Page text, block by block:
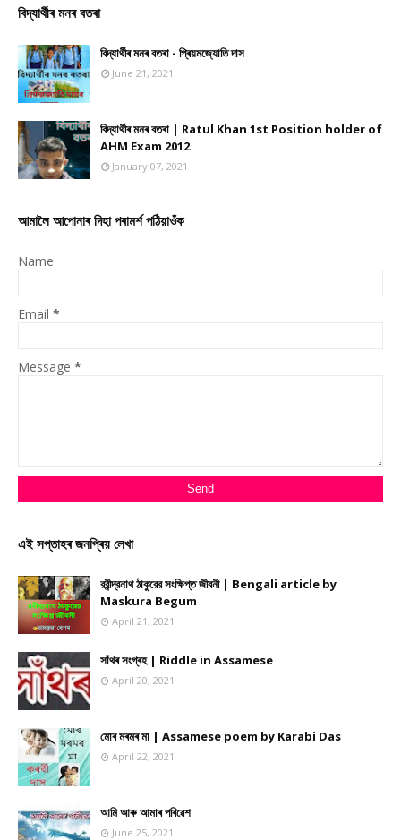
বিদ্যাৰ্থীৰ মনৰ বতৰা
বিদ্যাৰ্থীৰ মনৰ বতৰা - প্ৰিয়মজ্যোতি দাস
June 21, 2021
বিদ্যাৰ্থীৰ মনৰ বতৰা | Ratul Khan 1st Position holder of
AHM Exam 2012
January 07, 2021
আমালৈ আপোনাৰ দিহা পৰামৰ্শ পঠিয়াওঁক
Name
Email *
Message *
এই সপ্তাহৰ জনপ্ৰিয় লেখা
রবীন্দ্রনাথ ঠাকুরের সংক্ষিপ্ত জীবনী | Bengali article by
Maskura Begum
April 21, 2021
সাঁথৰ সংগ্ৰহ | Riddle in Assamese
April 20, 2021
মোৰ মৰমৰ মা | Assamese poem by Karabi Das
April 22, 2021
আমি আৰু আমাৰ পৰিৱেশ
June 25, 2021